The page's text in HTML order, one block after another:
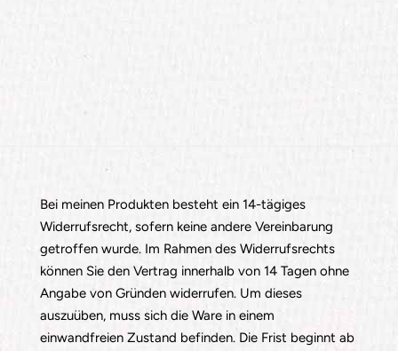
Bei meinen Produkten besteht ein 14-tägiges
Widerrufsrecht, sofern keine andere Vereinbarung
getroffen wurde. Im Rahmen des Widerrufsrechts
können Sie den Vertrag innerhalb von 14 Tagen ohne
Angabe von Gründen widerrufen. Um dieses
auszuüben, muss sich die Ware in einem
einwandfreien Zustand befinden. Die Frist beginnt ab